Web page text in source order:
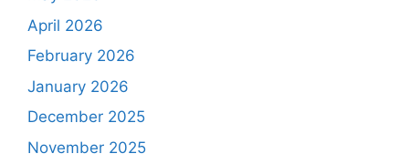
April 2026
February 2026
January 2026
December 2025
November 2025